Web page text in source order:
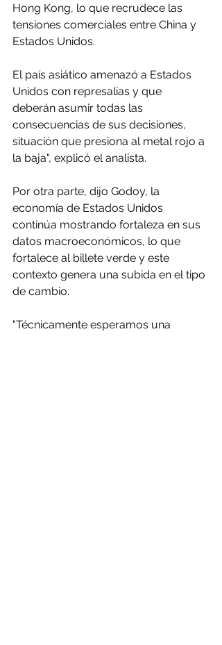
Hong Kong, lo que recrudece las
tensiones comerciales entre China y
Estados Unidos.
El país asiático amenazó a Estados
Unidos con represalias y que
deberán asumir todas las
consecuencias de sus decisiones,
situación que presiona al metal rojo a
la baja", explicó el analista.
Por otra parte, dijo Godoy, la
economía de Estados Unidos
continúa mostrando fortaleza en sus
datos macroeconómicos, lo que
fortalece al billete verde y este
contexto genera una subida en el tipo
de cambio.
"Técnicamente esperamos una